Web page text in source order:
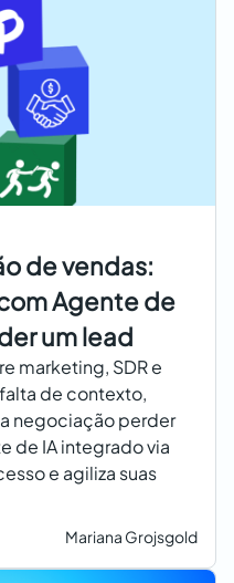
de vendas:
Agente de
um lead
marketing, SDR e
de contexto,
negociação perder
de IA integrado via
e agiliza suas
Mariana Grojsgold